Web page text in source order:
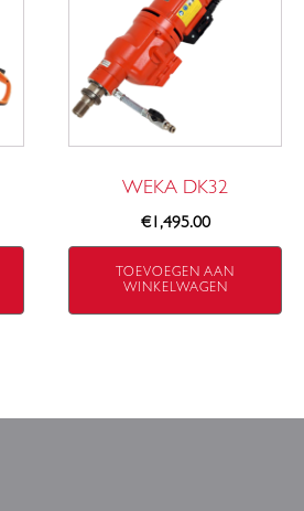
WEKA DK32
€1,495.00
TOEVOEGEN AAN
WINKELWAGEN